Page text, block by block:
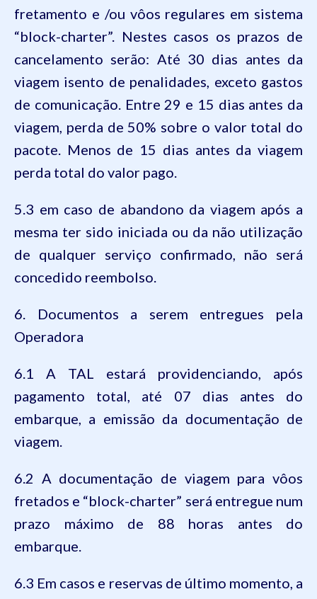
fretamento e /ou vôos regulares em sistema
“block-charter”. Nestes casos os prazos de
cancelamento serão: Até 30 dias antes da
viagem isento de penalidades, exceto gastos
de comunicação. Entre 29 e 15 dias antes da
viagem, perda de 50% sobre o valor total do
pacote. Menos de 15 dias antes da viagem
perda total do valor pago.
5.3 em caso de abandono da viagem após a
mesma ter sido iniciada ou da não utilização
de qualquer serviço confirmado, não será
concedido reembolso.
6. Documentos a serem entregues pela
Operadora
6.1 A TAL estará providenciando, após
pagamento total, até 07 dias antes do
embarque, a emissão da documentação de
viagem.
6.2 A documentação de viagem para vôos
fretados e “block-charter” será entregue num
prazo máximo de 88 horas antes do
embarque.
6.3 Em casos e reservas de último momento, a